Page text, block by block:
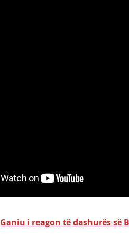
Ganiu i reagon të dashurës së